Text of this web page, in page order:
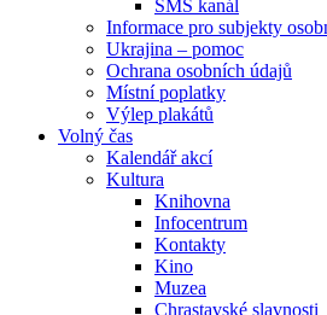
SMS kanál
Informace pro subjekty
Ukrajina – pomoc
Ochrana osobních údajů
Místní poplatky
Výlep plakátů
Volný čas
Kalendář akcí
Kultura
Knihovna
Infocentrum
Kontakty
Kino
Muzea
Chrastavské slavnosti